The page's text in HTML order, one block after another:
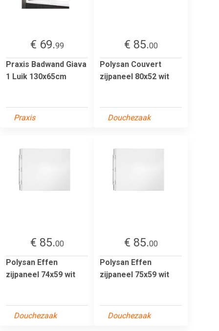
€ 69.99
Praxis Badwand Giava
1 Luik 130x65cm
Praxis
€ 85.00
Polysan Couvert
zijpaneel 80x52 wit
Douchezaak
€ 85.00
Polysan Effen
zijpaneel 74x59 wit
Douchezaak
€ 85.00
Polysan Effen
zijpaneel 75x59 wit
Douchezaak